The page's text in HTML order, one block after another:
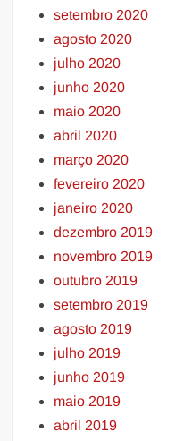
setembro 2020
agosto 2020
julho 2020
junho 2020
maio 2020
abril 2020
março 2020
fevereiro 2020
janeiro 2020
dezembro 2019
novembro 2019
outubro 2019
setembro 2019
agosto 2019
julho 2019
junho 2019
maio 2019
abril 2019